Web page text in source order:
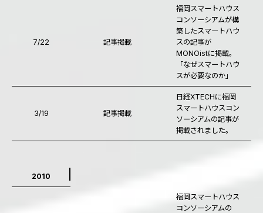
7/22 記事掲載
福岡スマートハウス
コンソーシアムが構
築したスマートハウ
スの記事が
MONOistに掲載。
「なぜスマートハウ
スが必要なのか」
3/19 記事掲載
日経XTECHに福岡
スマートハウスコン
ソーシアムの記事が
掲載されました。
2010
福岡スマートハウス
コンソーシアムの